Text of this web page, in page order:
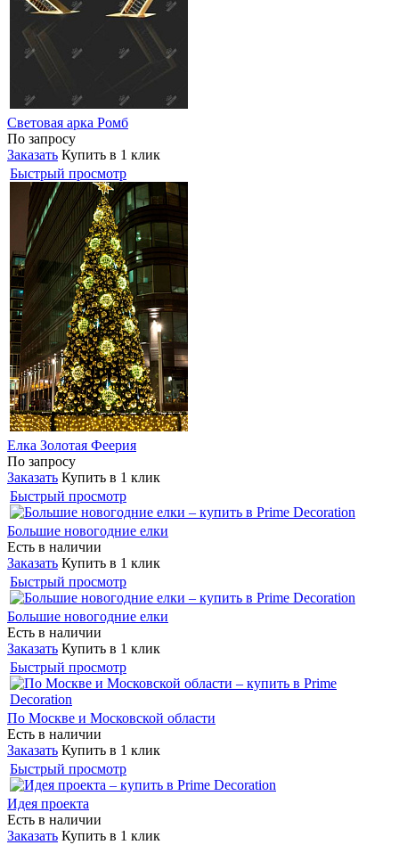
Световая арка Ромб
По запросу
Заказать Купить в 1 клик
Быстрый просмотр
Елка Золотая Феерия
По запросу
Заказать Купить в 1 клик
Быстрый просмотр
Большие новогодние елки
Есть в наличии
Заказать Купить в 1 клик
Быстрый просмотр
Большие новогодние елки
Есть в наличии
Заказать Купить в 1 клик
Быстрый просмотр
По Москве и Московской области
Есть в наличии
Заказать Купить в 1 клик
Быстрый просмотр
Идея проекта
Есть в наличии
Заказать Купить в 1 клик